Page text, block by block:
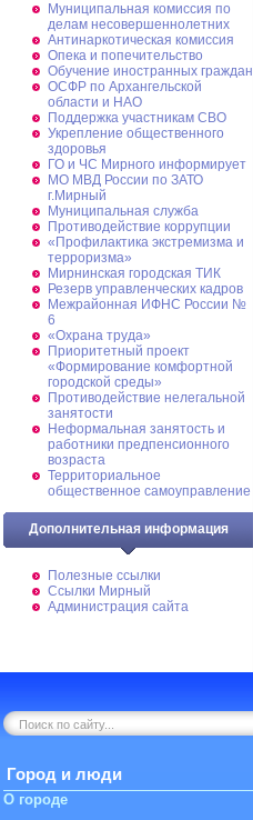
Муниципальная комиссия по
делам несовершеннолетних
Антинаркотическая комиссия
Опека и попечительство
Обучение иностранных граждан
ОСФР по Архангельской
области и НАО
Поддержка участникам СВО
Укрепление общественного
здоровья
ГО и ЧС Мирного информирует
МО МВД России по ЗАТО
г.Мирный
Муниципальная cлужба
Противодействие коррупции
«Профилактика экстремизма и
терроризма»
Мирнинская городская ТИК
Резерв управленческих кадров
Межрайонная ИФНС России №
6
«Охрана труда»
Приоритетный проект
«Формирование комфортной
городской среды»
Противодействие нелегальной
занятости
Неформальная занятость и
работники предпенсионного
возраста
Территориальное
общественное самоуправление
Дополнительная информация
Полезные ссылки
Ссылки Мирный
Администрация сайта
Город и люди
О городе